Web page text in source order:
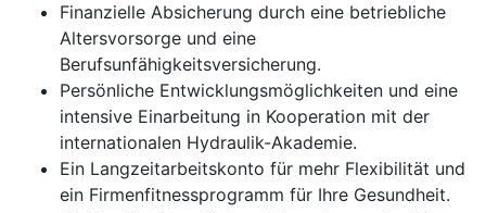
Finanzielle Absicherung durch eine betriebliche
Altersvorsorge und eine
Berufsunfähigkeitsversicherung.
Persönliche Entwicklungsmöglichkeiten und eine
intensive Einarbeitung in Kooperation mit der
internationalen Hydraulik-Akademie.
Ein Langzeitarbeitskonto für mehr Flexibilität und
ein Firmenfitnessprogramm für Ihre Gesundheit.